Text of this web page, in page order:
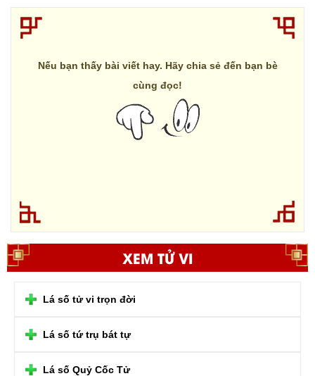
Nếu bạn thấy bài viết hay. Hãy chia sẻ đến bạn bè
cùng đọc!
XEM TỬ VI
Lá số tử vi trọn đời
Lá số tứ trụ bát tự
Lá số Quỷ Cốc Tử